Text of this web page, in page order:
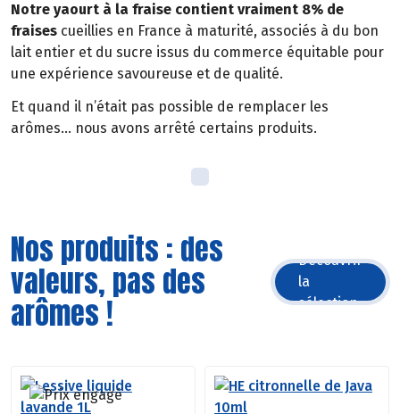
Notre yaourt à la fraise contient vraiment 8% de
fraises cueillies en France à maturité, associés à du bon
lait entier et du sucre issus du commerce équitable pour
une expérience savoureuse et de qualité.
Et quand il n’était pas possible de remplacer les
arômes… nous avons arrêté certains produits.
Nos produits : des
valeurs, pas des
arômes !
Découvrir
la
sélection